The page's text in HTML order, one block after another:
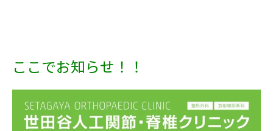
ここでお知らせ！！